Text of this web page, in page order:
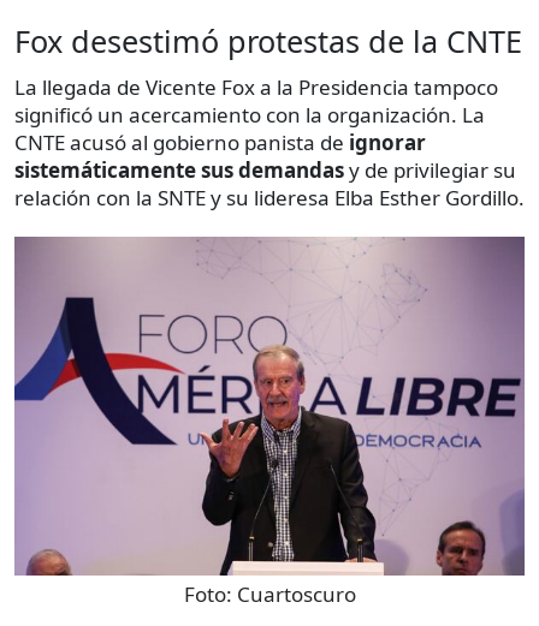
Fox desestimó protestas de la CNTE
La llegada de Vicente Fox a la Presidencia tampoco
significó un acercamiento con la organización. La
CNTE acusó al gobierno panista de ignorar
sistemáticamente sus demandasy de privilegiar su
relación con la SNTE y su lideresa Elba Esther Gordillo.
Foto: Cuartoscuro